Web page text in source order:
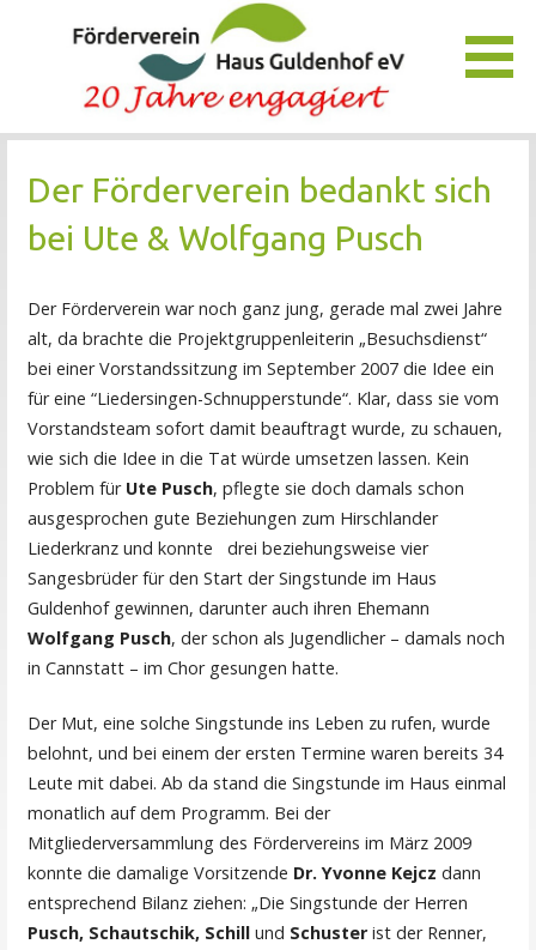
Unser Verein bietet Interessierten viele Möglichkeiten, das
Pflegezentrum Haus Guldenhof zu unterstützen und zu
fördern.
Der Förderverein bedankt sich
bei Ute & Wolfgang Pusch
Der Förderverein war noch ganz jung, gerade mal zwei Jahre
alt, da brachte die Projektgruppenleiterin „Besuchsdienst“
bei einer Vorstandssitzung im September 2007 die Idee ein
für eine “Liedersingen-Schnupperstunde“. Klar, dass sie vom
Vorstandsteam sofort damit beauftragt wurde, zu schauen,
wie sich die Idee in die Tat würde umsetzen lassen. Kein
Problem für Ute Pusch, pflegte sie doch damals schon
ausgesprochen gute Beziehungen zum Hirschlander
Liederkranz und konnte drei beziehungsweise vier
Sangesbrüder für den Start der Singstunde im Haus
Guldenhof gewinnen, darunter auch ihren Ehemann
Wolfgang Pusch, der schon als Jugendlicher – damals noch
in Cannstatt – im Chor gesungen hatte.
Der Mut, eine solche Singstunde ins Leben zu rufen, wurde
belohnt, und bei einem der ersten Termine waren bereits 34
Leute mit dabei. Ab da stand die Singstunde im Haus einmal
monatlich auf dem Programm. Bei der
Mitgliederversammlung des Fördervereins im März 2009
konnte die damalige Vorsitzende Dr. Yvonne Kejcz dann
entsprechend Bilanz ziehen: „Die Singstunde der Herren
Pusch, Schautschik, Schill und Schuster ist der Renner,